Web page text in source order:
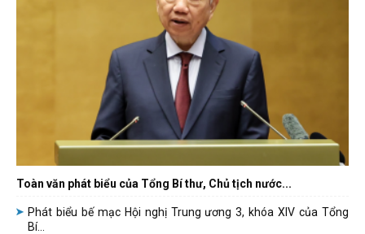
Toàn văn phát biểu của Tổng Bí thư, Chủ tịch nước...
Phát biểu bế mạc Hội nghị Trung ương 3, khóa XIV của Tổng
Bí...